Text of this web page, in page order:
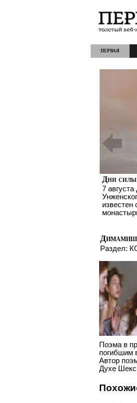
ПЕРВАЯ
Дни
7
известен
Раздел:
Поэма в
погибшим
Автор
Духе